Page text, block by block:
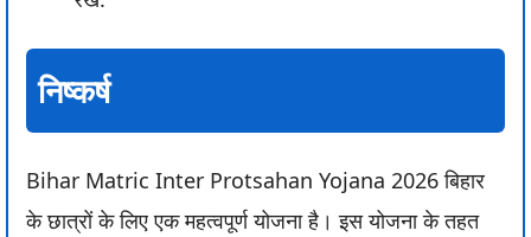
निष्कर्ष
Bihar Matric Inter Protsahan Yojana 2026 बिहार
के छात्रों के लिए एक महत्वपूर्ण योजना है। इस योजना के तहत